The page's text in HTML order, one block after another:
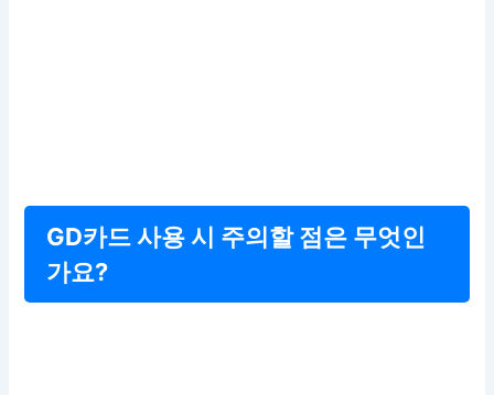
GD카드 사용 시 주의할 점은 무엇인
가요?